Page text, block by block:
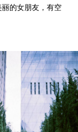
的女朋友，有空